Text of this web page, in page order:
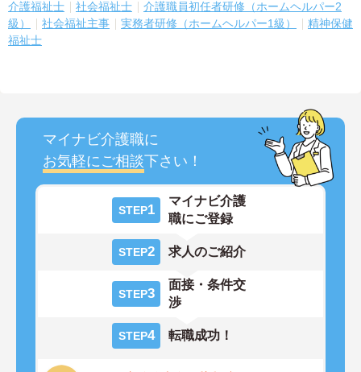
介護福祉士 社会福祉士
介護職員初任者研修（ホームヘルパー2
級）
社会福祉主事 実務者研修（ホームヘルパー1級）
精神保健
福祉士
マイナビ介護職に
お気軽にご相談下さい！
STEP1
マイナビ介護
職にご登録
STEP2 求人のご紹介
STEP3
面接・条件交
渉
STEP4 転職成功！